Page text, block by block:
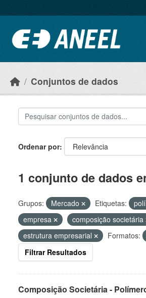
Conjuntos de dados
Ordenar por
1 conjunto de dados
Grupos: Mercado Etiquetas:
empresa
composição societária
estrutura empresarial
Formatos:
Filtrar Resultados
Composição Societária -